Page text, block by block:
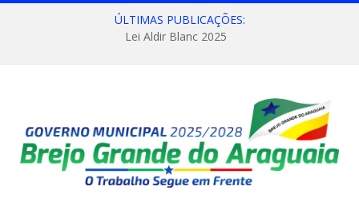
ÚLTIMAS PUBLICAÇÕES:
Lei Aldir Blanc 2025